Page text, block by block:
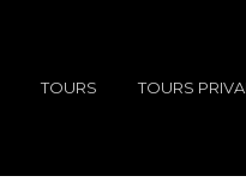
TOURS TOURS